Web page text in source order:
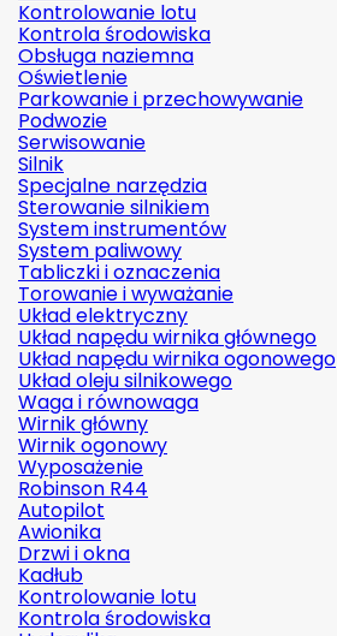
Kontrolowanie lotu
Kontrola środowiska
Obsługa naziemna
Oświetlenie
Parkowanie i przechowywanie
Podwozie
Serwisowanie
Silnik
Specjalne narzędzia
Sterowanie silnikiem
System instrumentów
System paliwowy
Tabliczki i oznaczenia
Torowanie i wyważanie
Układ elektryczny
Układ napędu wirnika głównego
Układ napędu wirnika ogonowego
Układ oleju silnikowego
Waga i równowaga
Wirnik główny
Wirnik ogonowy
Wyposażenie
Robinson R44
Autopilot
Awionika
Drzwi i okna
Kadłub
Kontrolowanie lotu
Kontrola środowiska